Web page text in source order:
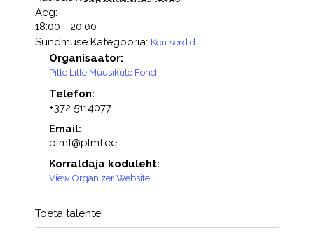
Aeg:
18:00 - 20:00
Sündmuse Kategooria: Kontserdid
Organisaator:
Pille Lille Muusikute Fond
Telefon:
+372 5114077
Email:
plmf@plmf.ee
Korraldaja koduleht:
View Organizer Website
Toeta talente!